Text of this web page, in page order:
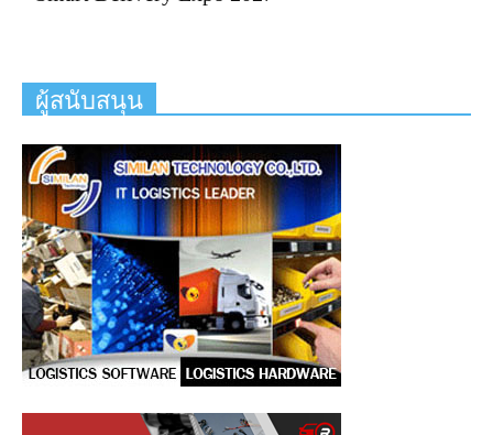
ผู้สนับสนุน